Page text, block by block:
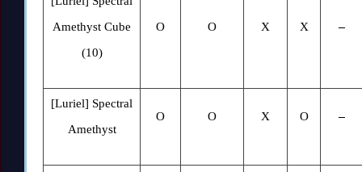
Amethyst Cube
(10)
O O X X –
[Luriel] Spectral
Amethyst
O O X O –